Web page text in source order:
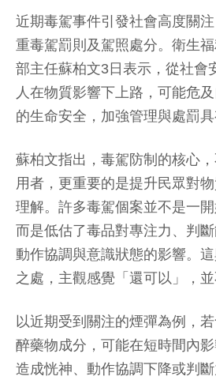
近期毒駕事件引發社會高度關
重毒駕罰則及駕照處分。衛生
部主任蘇柏文3日表示，從社會
人在物質影響下上路，可能危
的生命安全，加強管理與處罰具
蘇柏文指出，毒駕防制的核心
用者，更重要的是提升民眾對
理解。許多毒駕個案並不是一開
而是低估了毒品對專注力、判斷
動作協調與意識狀態的影響。
之處，主觀感覺「還可以」，並
以近期受到關注的煙彈為例，
醉藥物成分，可能在短時間內影
造成恍神、動作協調下降或判